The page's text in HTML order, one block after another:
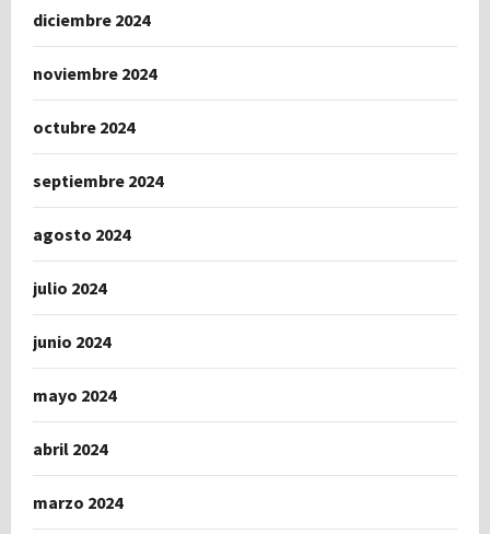
diciembre 2024
noviembre 2024
octubre 2024
septiembre 2024
agosto 2024
julio 2024
junio 2024
mayo 2024
abril 2024
marzo 2024